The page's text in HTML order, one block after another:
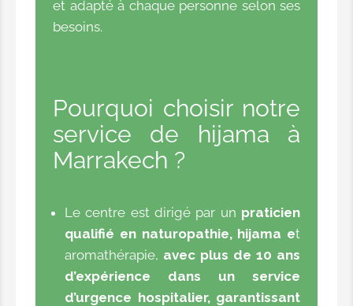
et adapté à chaque personne selon ses
besoins.
Pourquoi choisir notre
service de hijama à
Marrakech ?
Le centre est dirigé par un praticien
qualifié en naturopathie, hijama et
aromathérapie, avec plus de 10 ans
d’expérience dans un service
d’urgence hospitalier, garantissant